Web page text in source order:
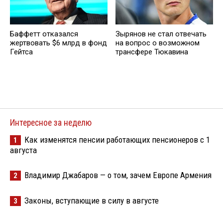
Баффетт отказался
жертвовать $6 млрд в фонд
Гейтса
Зырянов не стал отвечать
на вопрос о возможном
трансфере Тюкавина
Интересное за неделю
1
Как изменятся пенсии работающих пенсионеров с 1
августа
2 Владимир Джабаров — о том, зачем Европе Армения
3 Законы, вступающие в силу в августе